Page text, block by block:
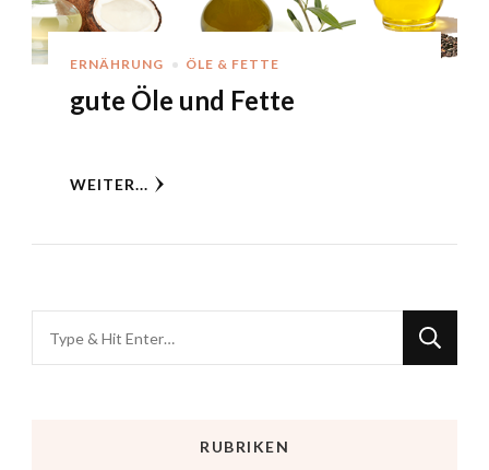
ERNÄHRUNG ÖLE & FETTE
gute Öle und Fette
WEITER...
RUBRIKEN